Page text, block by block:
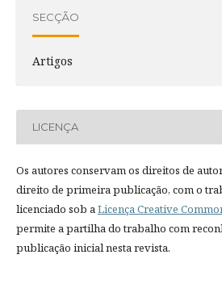
SECÇÃO
Artigos
LICENÇA
Os autores conservam os direitos de
direito de primeira publicação, com o
licenciado sob aLicença Creative
permite a partilha do trabalho com
publicação inicial nesta revista.